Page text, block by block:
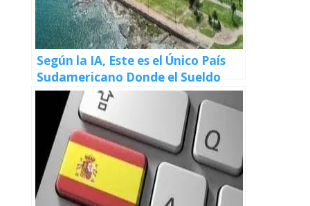
Según la IA, Este es el Único País
Sudamericano Donde el Sueldo
Mínimo da Para «Vivir
Cómodamente»